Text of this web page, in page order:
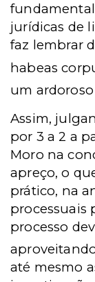
fundamental
jurídicas de
faz lembrar
habeas
um
Assim,
por 3 a 2 a
Moro na
apreço, o
prático, na
processuais
processo
até mesmo